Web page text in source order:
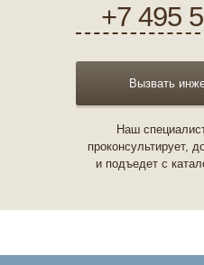
+7 495
Вызвать
Наш
проконсультирует,
и подъедет с